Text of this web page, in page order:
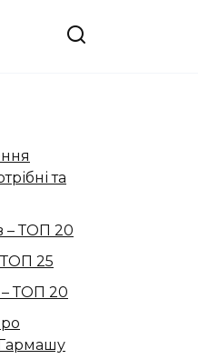
та
– ТОП 20
ТОП 25
– ТОП 20